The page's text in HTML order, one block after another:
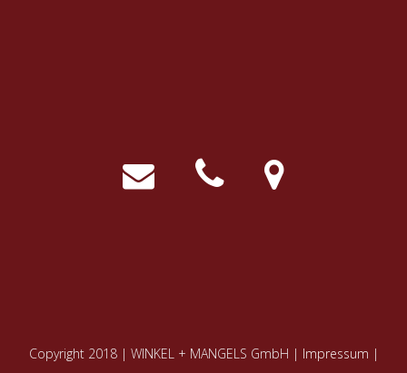
Copyright 2018 | WINKEL + MANGELS GmbH | Impressum |